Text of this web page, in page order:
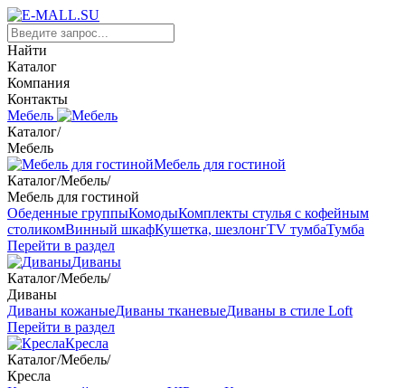
Найти
Каталог
Компания
Контакты
Мебель
Каталог/
Мебель
Мебель для гостиной
Каталог/Мебель/
Мебель для гостиной
Обеденные группыКомодыКомплекты стулья с кофейным
столикомВинный шкафКушетка, шезлонгTV тумбаТумба
Перейти в раздел
Диваны
Каталог/Мебель/
Диваны
Диваны кожаныеДиваны тканевыеДиваны в стиле Loft
Перейти в раздел
Кресла
Каталог/Мебель/
Кресла